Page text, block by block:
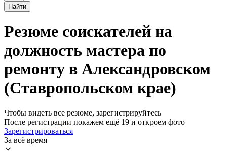
Найти
Резюме соискателей на
должность мастера по
ремонту в Александровском
(Ставропольском крае)
Чтобы видеть все резюме, зарегистрируйтесь
После регистрации покажем ещё 19 и откроем фото
Зарегистрироваться
За всё время